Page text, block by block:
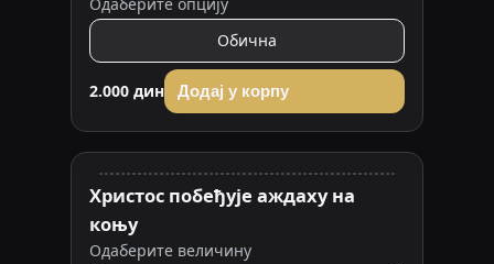
Обична
2.000 дин Додај у корпу
Христос побеђује аждаху на
коњу
Одаберите величину